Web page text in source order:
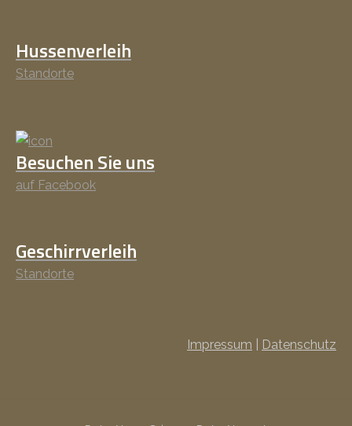
Hussenverleih
Standorte
Besuchen Sie uns
auf Facebook
Geschirrverleih
Standorte
Impressum Datenschutz